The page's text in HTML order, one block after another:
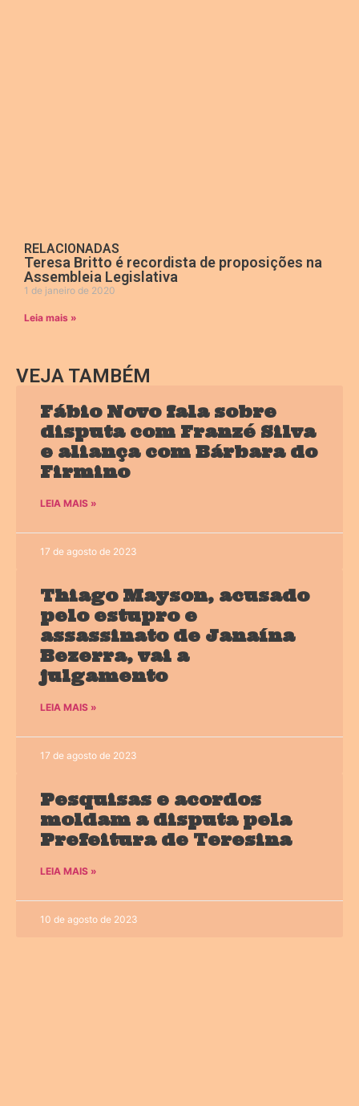
RELACIONADAS
Teresa Britto é recordista de proposições na
Assembleia Legislativa
1 de janeiro de 2020
Leia mais »
VEJA TAMBÉM
Fábio Novo fala sobre
disputa com Franzé Silva
e aliança com Bárbara do
Firmino
LEIA MAIS »
17 de agosto de 2023
Thiago Mayson, acusado
pelo estupro e
assassinato de Janaína
Bezerra, vai a
julgamento
LEIA MAIS »
17 de agosto de 2023
Pesquisas e acordos
moldam a disputa pela
Prefeitura de Teresina
LEIA MAIS »
10 de agosto de 2023